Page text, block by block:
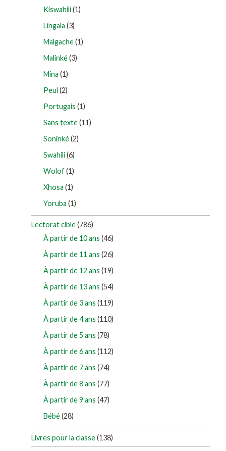
Kiswahili(1)
Lingala (3)
Malgache(1)
Malinké(3)
Mina (1)
Peul (2)
Portugais (1)
Sans texte(11)
Soninké(2)
Swahili(6)
Wolof(1)
Xhosa (1)
Yoruba (1)
Lectorat cible(786)
À partir de 10 ans (46)
À partir de 11 ans (26)
À partir de 12 ans (19)
À partir de 13 ans (54)
À partir de 3 ans (119)
À partir de 4 ans (110)
À partir de 5 ans (78)
À partir de 6 ans (112)
À partir de 7 ans (74)
À partir de 8 ans (77)
À partir de 9 ans (47)
Bébé(28)
Livres pour la classe(138)